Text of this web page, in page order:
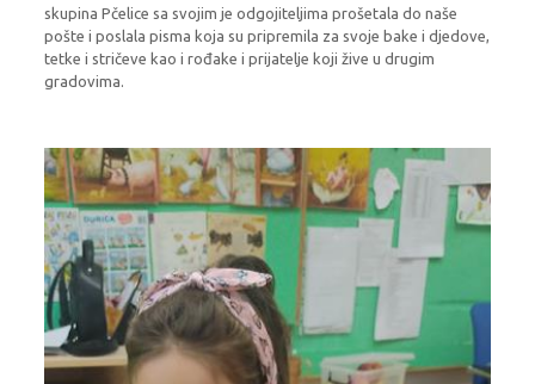
skupina Pčelice sa svojim je odgojiteljima prošetala do naše
pošte i poslala pisma koja su pripremila za svoje bake i djedove,
tetke i stričeve kao i rođake i prijatelje koji žive u drugim
gradovima.